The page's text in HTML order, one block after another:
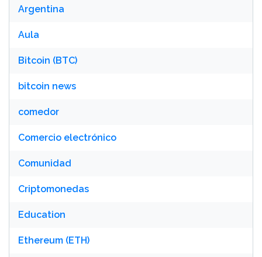
Argentina
Aula
Bitcoin (BTC)
bitcoin news
comedor
Comercio electrónico
Comunidad
Criptomonedas
Education
Ethereum (ETH)